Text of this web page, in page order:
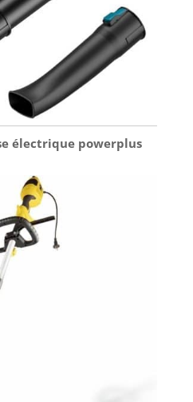
électrique powerplus